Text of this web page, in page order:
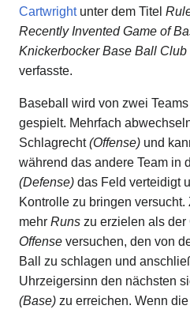
Cartwrightunter dem Titel
Recently Invented Game of
Knickerbocker Base Ball
verfasste.
Baseball wird von zwei
gespielt. Mehrfach
Schlagrecht(Offense) und
während das andere Team in
(Defense) das Feld verteidigt
Kontrolle zu bringen
mehr Runs zu erzielen als der
Offense versuchen, den von
Ball zu schlagen und
Uhrzeigersinn den nächsten
(Base) zu erreichen. Wenn